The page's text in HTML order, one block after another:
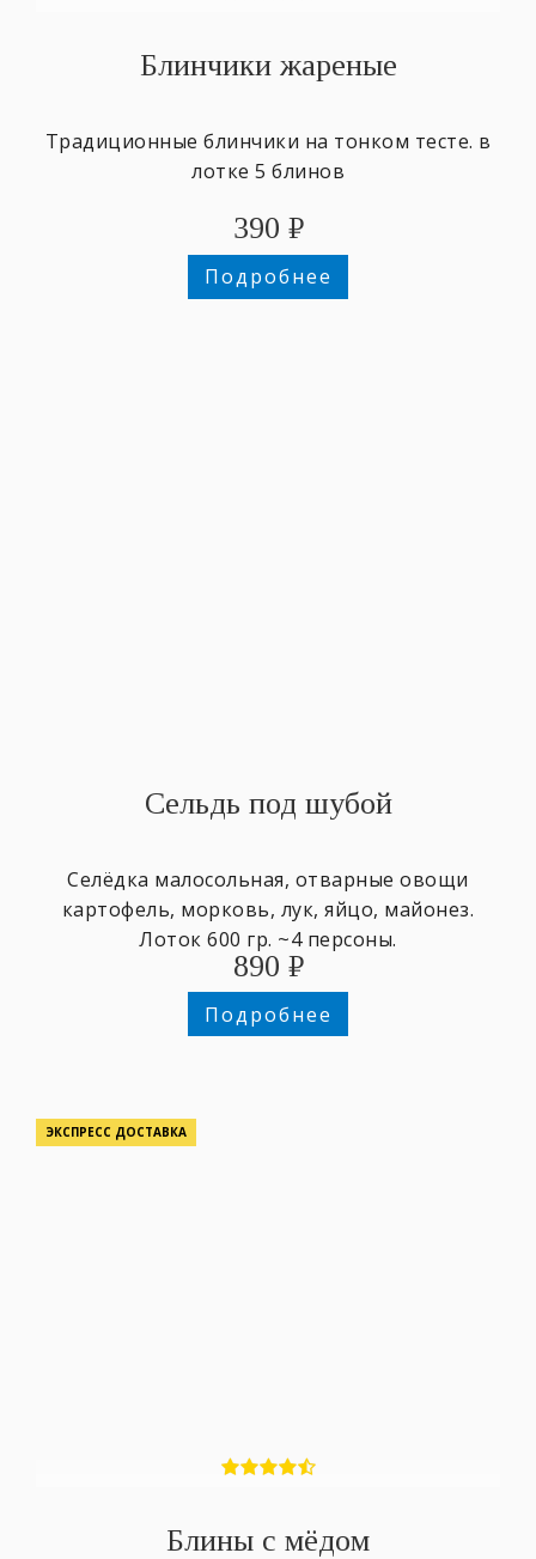
Блинчики жареные
Традиционные блинчики на тонком тесте. в
лотке 5 блинов
390 ₽
Подробнее
Сельдь под шубой
Селёдка малосольная, отварные овощи
картофель, морковь, лук, яйцо, майонез.
Лоток 600 гр. ~4 персоны.
890 ₽
Подробнее
ЭКСПРЕСС ДОСТАВКА
Блины с мёдом